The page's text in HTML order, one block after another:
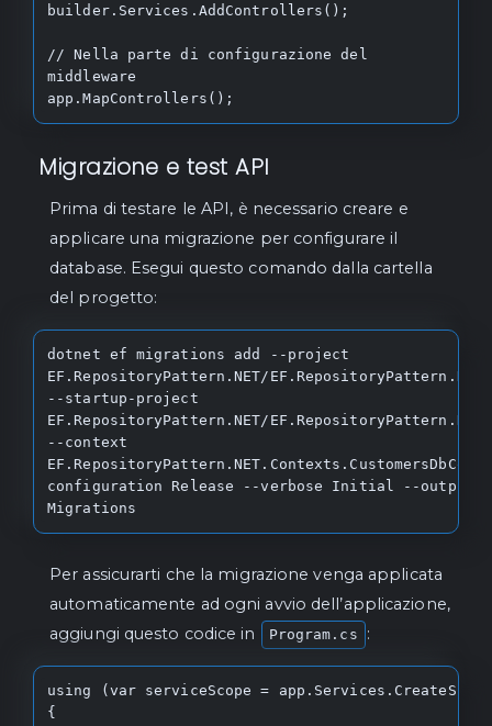
cancellation token.</param>
cancellationToken = default);
}
builder.Services.AddControllers();
// Nella parte di configurazione del
middleware
app.MapControllers();
Migrazione e test API
Prima di testare le API, è necessario creare e
applicare una migrazione per configurare il
database. Esegui questo comando dalla cartella
del progetto:
dotnet ef migrations add --project
EF.RepositoryPattern.NET/
--startup-project
EF.RepositoryPattern.NET/
--context
configuration Release --verbose Initial --output-
Migrations
Per assicurarti che la migrazione venga applicata
automaticamente ad ogni avvio dell’applicazione,
aggiungi questo codice in
Program.cs :
using (var serviceScope =
{